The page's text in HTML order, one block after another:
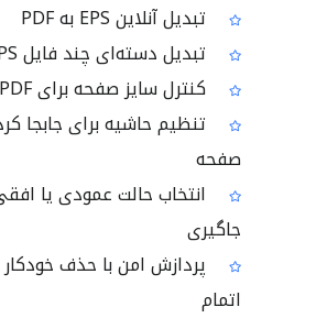
تبدیل آنلاین EPS به PDF
تبدیل دسته‌ای چند فایل EPS در یک‌بار
کنترل سایز صفحه برای PDF خروجی
تنظیم حاشیه برای جابجا
صفحه
انتخاب حالت عمودی یا
جاگیری
پردازش امن با حذف خودکار
اتمام